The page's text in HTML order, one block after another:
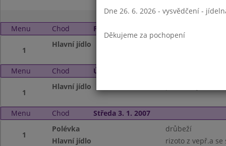
Menu Chod Pondělí 1. 1. 2007
1
Hlavní jídlo
Menu Chod Úterý 2. 1. 2007
1
Hlavní jídlo
Menu Chod Středa 3. 1. 2007
1
Polévka
drůbeží
Hlavní jídlo
rizoto z vepř.a se
Dne 26. 6. 2026 - vysvědčení -
Děkujeme za pochopení